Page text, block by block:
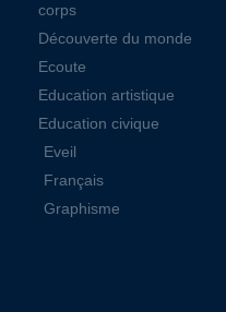
corps
Découverte du monde
Ecoute
Education artistique
Education civique
Eveil
Français
Graphisme